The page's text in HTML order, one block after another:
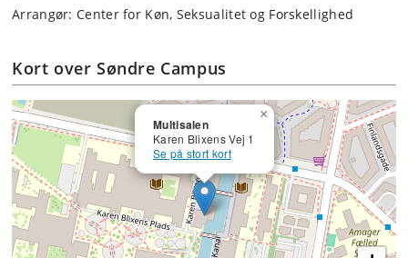
Arrangør: Center for Køn, Seksualitet og Forskellighed
Kort over Søndre Campus
Multisalen
Karen Blixens Vej 1
Se på stort kort
×